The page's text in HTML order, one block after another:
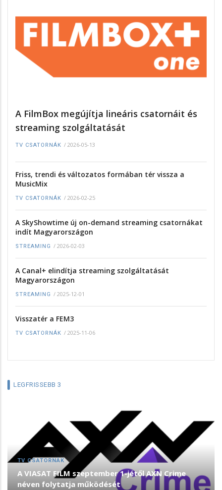
A FilmBox megújítja lineáris csatornáit és
streaming szolgáltatását
TV CSATORNÁK / 2026-05-13
Friss, trendi és változatos formában tér vissza a
MusicMix
TV CSATORNÁK / 2026-02-25
A SkyShowtime új on-demand streaming csatornákat
indít Magyarországon
STREAMING / 2026-02-03
A Canal+ elindítja streaming szolgáltatását
Magyarországon
STREAMING / 2025-12-01
Visszatér a FEM3
TV CSATORNÁK / 2025-11-06
LEGFRISSEBB 3
TV CSATORNÁK
A VIASAT FILM szeptember 1-jétől AXN Crime
néven folytatja működését